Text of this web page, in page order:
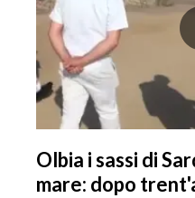
Olbia i sassi di
mare: dopo